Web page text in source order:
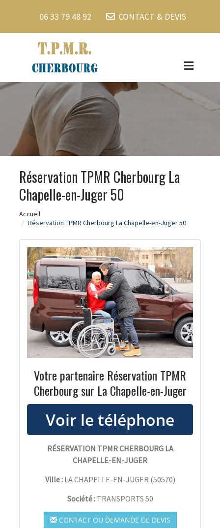
06 33 79 48 92 CONTACT & DEVIS
Réservation TPMR Cherbourg La
Chapelle-en-Juger 50
Accueil
Réservation TPMR Cherbourg La Chapelle-en-Juger 50
Votre partenaire Réservation TPMR
Cherbourg sur La Chapelle-en-Juger
RÉSERVATION TPMR CHERBOURG LA
CHAPELLE-EN-JUGER
Ville : LA CHAPELLE-EN-JUGER (50570)
Société : TRANSPORTS 50
CONTACT OU DEMANDE DE DEVIS